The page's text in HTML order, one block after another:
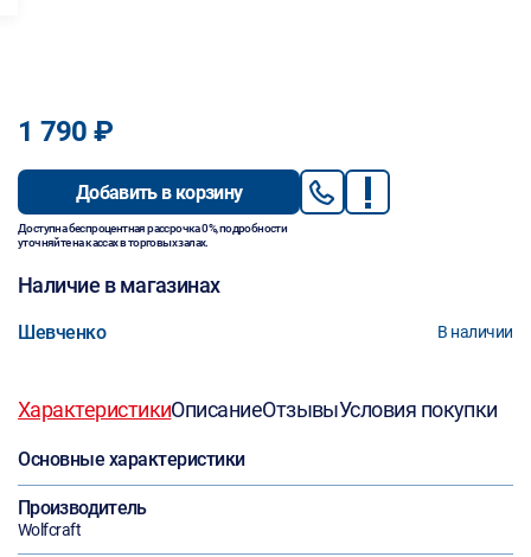
1 790 ₽
Добавить в корзину
Доступна беспроцентная рассрочка 0%, подробности
уточняйте на кассах в торговых залах.
Наличие в магазинах
Шевченко В наличии
ХарактеристикиОписаниеОтзывыУсловия покупки
Основные характеристики
Производитель
Wolfcraft